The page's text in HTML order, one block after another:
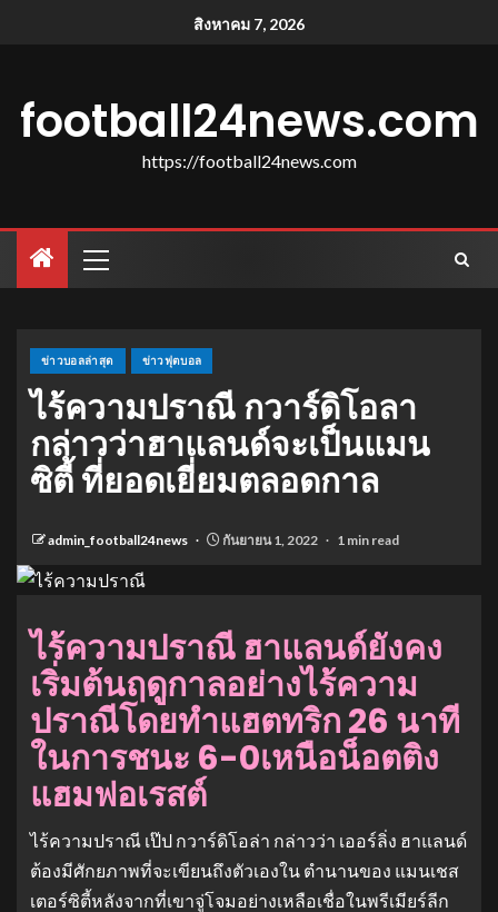
สิงหาคม 7, 2026
football24news.com
https://football24news.com
ข่าวบอลล่าสุด ข่าวฟุตบอล
ไร้ความปราณี กวาร์ดิโอลา
กล่าวว่าฮาแลนด์จะเป็นแมน
ซิตี้ ที่ยอดเยี่ยมตลอดกาล
admin_football24news กันยายน 1, 2022 1 min read
ไร้ความปราณี ฮาแลนด์ยังคง
เริ่มต้นฤดูกาลอย่างไร้ความ
ปราณีโดยทำแฮตทริก 26 นาที
ในการชนะ 6-0เหนือน็อตติง
แฮมฟอเรสต์
ไร้ความปราณี เป๊ป กวาร์ดิโอล่า กล่าวว่า เออร์ลิ่ง ฮาแลนด์
ต้องมีศักยภาพที่จะเขียนถึงตัวเองใน ตำนานของ แมนเชส
เตอร์ซิตี้หลังจากที่เขาจู่โจมอย่างเหลือเชื่อในพรีเมียร์ลีก